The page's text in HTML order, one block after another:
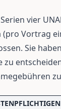
vier
Vortrag
Sie
zu